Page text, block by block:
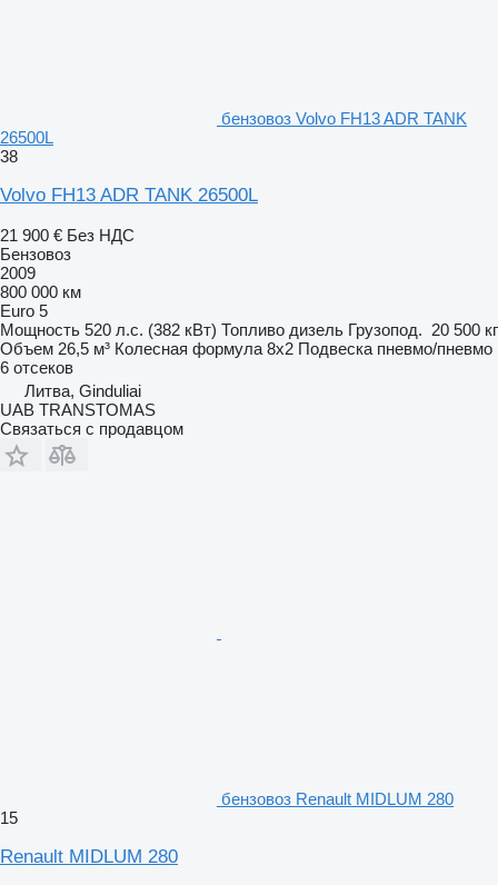
бензовоз Volvo FH13 ADR TANK
26500L
38
Volvo FH13 ADR TANK 26500L
21 900 € Без НДС
Бензовоз
2009
800 000 км
Euro 5
Мощность 520 л.с. (382 кВт) Топливо дизель Грузопод. 20 500 кг
Объем 26,5 м³ Колесная формула 8x2 Подвеска пневмо/пневмо
6 отсеков
Литва, Ginduliai
UAB TRANSTOMAS
Связаться с продавцом
бензовоз Renault MIDLUM 280
15
Renault MIDLUM 280